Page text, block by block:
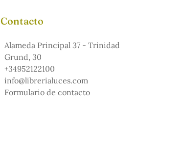
Contacto
Alameda Principal 37 - Trinidad
Grund, 30
+34952122100
info@librerialuces.com
Formulario de contacto